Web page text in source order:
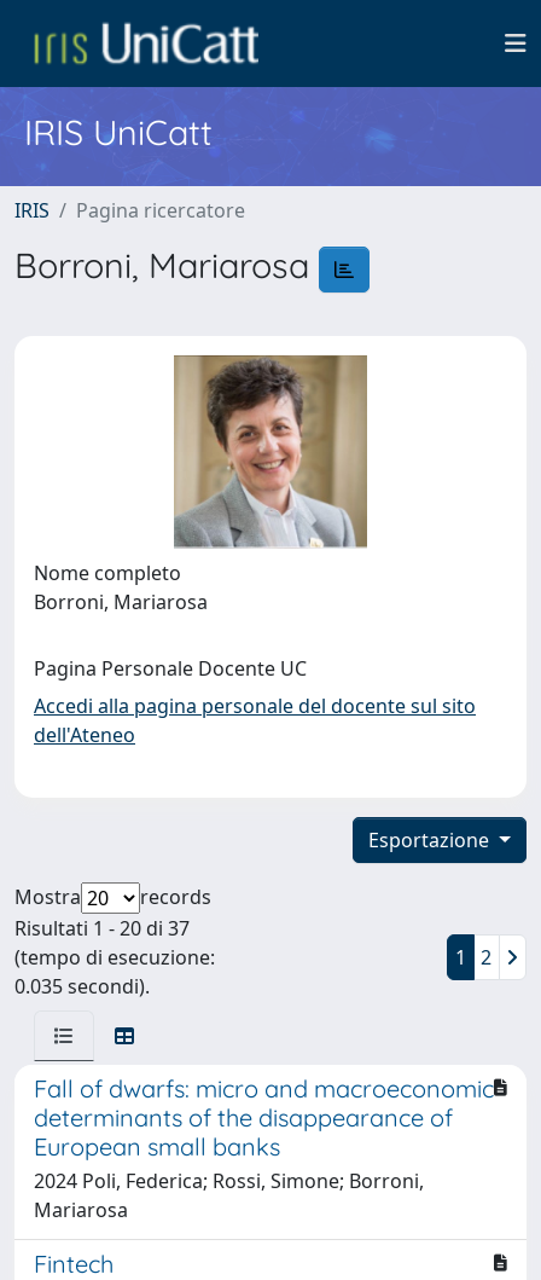
IRIS UniCatt
IRIS Pagina ricercatore
Borroni, Mariarosa
Nome completo
Borroni, Mariarosa
Pagina Personale Docente UC
Accedi alla pagina personale del docente sul sito
dell'Ateneo
Esportazione
Mostra
records
Risultati 1 - 20 di 37
(tempo di esecuzione:
0.035 secondi).
1 2
Fall of dwarfs: micro and macroeconomic
determinants of the disappearance of
European small banks
2024 Poli, Federica; Rossi, Simone; Borroni,
Mariarosa
Fintech